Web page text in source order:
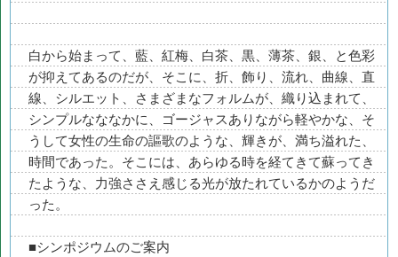
白から始まって、藍、紅梅、白茶、黒、薄茶、銀、と色彩
が抑えてあるのだが、そこに、折、飾り、流れ、曲線、直
線、シルエット、さまざまなフォルムが、織り込まれて、
シンプルなななかに、ゴージャスありながら軽やかな、そ
うして女性の生命の謳歌のような、輝きが、満ち溢れた、
時間であった。そこには、あらゆる時を経てきて蘇ってき
たような、力強ささえ感じる光が放たれているかのようだ
った。
■シンポジウムのご案内